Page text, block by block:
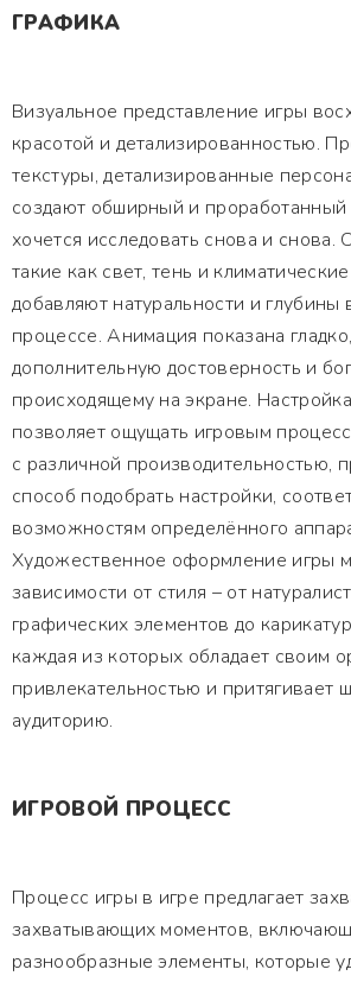
ГРАФИКА
Визуальное представление игры
красотой и детализированностью.
текстуры, детализированные
создают обширный и
хочется исследовать снова и
такие как свет, тень и
добавляют натуральности и глубины
процессе. Анимация показана
дополнительную достоверность и
происходящему на экране.
позволяет ощущать игровым
с различной производительностью,
способ подобрать настройки,
возможностям определённого
Художественное оформление игры
зависимости от стиля – от
графических элементов до
каждая из которых обладает своим
привлекательностью и притягивает
аудиторию.
ИГРОВОЙ ПРОЦЕСС
Процесс игры в игре предлагает
захватывающих моментов,
разнообразные элементы, которые